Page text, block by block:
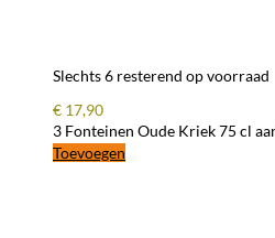
Slechts 6 resterend op voorraad
€ 17,90
3 Fonteinen Oude Kriek 75 cl
Toevoegen